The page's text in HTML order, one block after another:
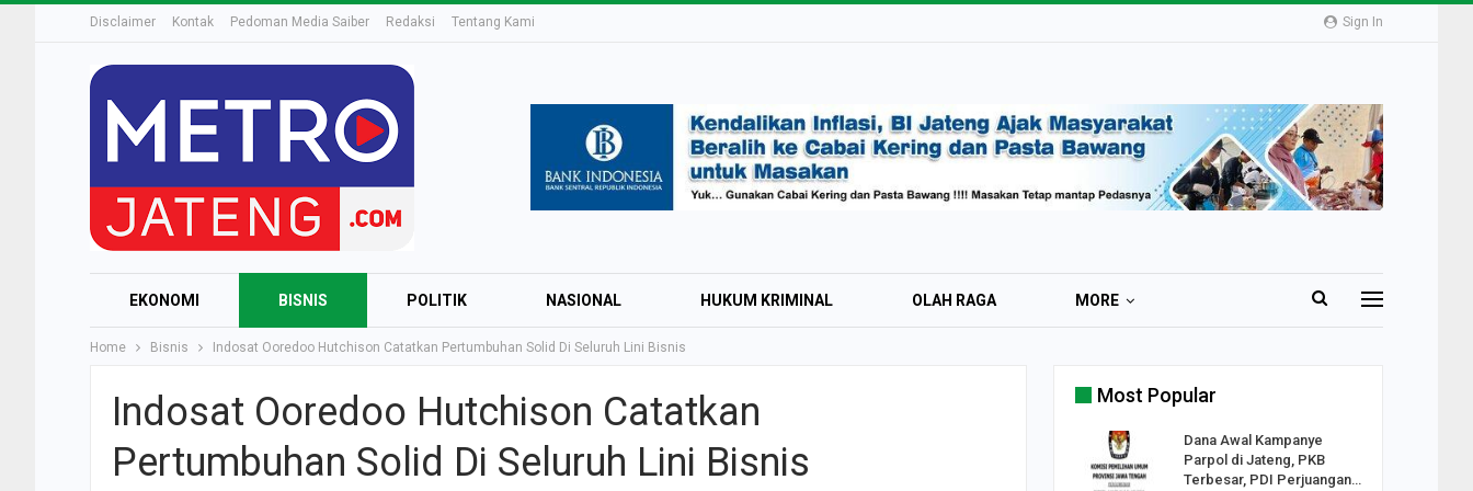
Sign In
Disclaimer Kontak Pedoman Media Saiber Redaksi Tentang Kami
EKONOMI BISNIS POLITIK NASIONAL HUKUM KRIMINAL OLAH RAGA MORE
Home Bisnis Indosat Ooredoo Hutchison Catatkan Pertumbuhan Solid Di Seluruh Lini Bisnis
Indosat Ooredoo Hutchison Catatkan
Pertumbuhan Solid Di Seluruh Lini Bisnis
Most Popular
Dana Awal Kampanye
Parpol di Jateng, PKB
Terbesar, PDI Perjuangan…